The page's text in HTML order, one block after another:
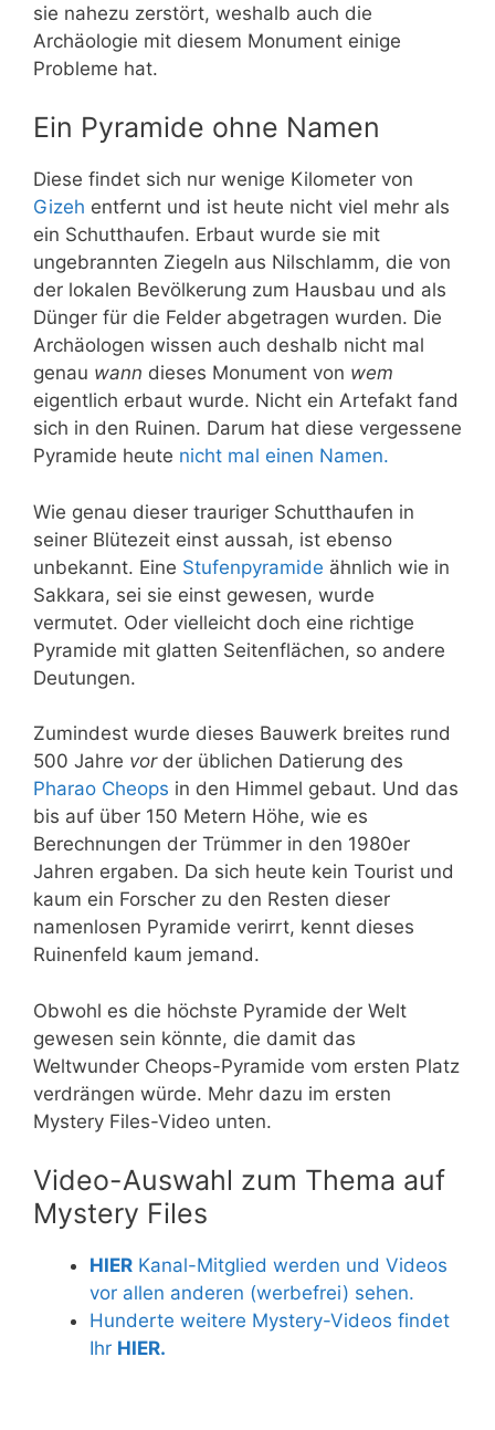
sie nahezu zerstört, weshalb auch die
Archäologie mit diesem Monument einige
Probleme hat.
Ein Pyramide ohne Namen
Diese findet sich nur wenige Kilometer von
Gizeh entfernt und ist heute nicht viel mehr als
ein Schutthaufen. Erbaut wurde sie mit
ungebrannten Ziegeln aus Nilschlamm, die von
der lokalen Bevölkerung zum Hausbau und als
Dünger für die Felder abgetragen wurden. Die
Archäologen wissen auch deshalb nicht mal
genau wann dieses Monument von wem
eigentlich erbaut wurde. Nicht ein Artefakt fand
sich in den Ruinen. Darum hat diese vergessene
Pyramide heute nicht mal einen Namen.
Wie genau dieser trauriger Schutthaufen in
seiner Blütezeit einst aussah, ist ebenso
unbekannt. Eine Stufenpyramide ähnlich wie in
Sakkara, sei sie einst gewesen, wurde
vermutet. Oder vielleicht doch eine richtige
Pyramide mit glatten Seitenflächen, so andere
Deutungen.
Zumindest wurde dieses Bauwerk breites rund
500 Jahre vorder üblichen Datierung des
Pharao Cheops in den Himmel gebaut. Und das
bis auf über 150 Metern Höhe, wie es
Berechnungen der Trümmer in den 1980er
Jahren ergaben. Da sich heute kein Tourist und
kaum ein Forscher zu den Resten dieser
namenlosen Pyramide verirrt, kennt dieses
Ruinenfeld kaum jemand.
Obwohl es die höchste Pyramide der Welt
gewesen sein könnte, die damit das
Weltwunder Cheops-Pyramide vom ersten Platz
verdrängen würde. Mehr dazu im ersten
Mystery Files-Video unten.
Video-Auswahl zum Thema auf
Mystery Files
HIER Kanal-Mitglied werden und Videos
vor allen anderen (werbefrei) sehen.
Hunderte weitere Mystery-Videos findet
Ihr HIER.